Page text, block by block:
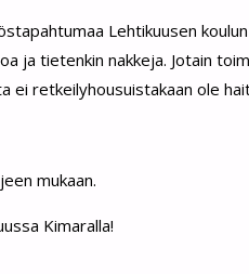
Lehtikuusen
ja tietenkin nakkeja. Jotain
ei retkeilyhousuistakaan ole
mukaan.
Kimaralla!